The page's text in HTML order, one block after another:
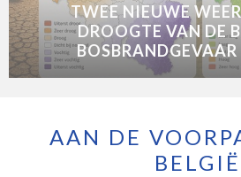
TWEE NIEUWE
DROOGTE VAN DE
BOSBRANDGEVAAR
AAN DE
BELGIË